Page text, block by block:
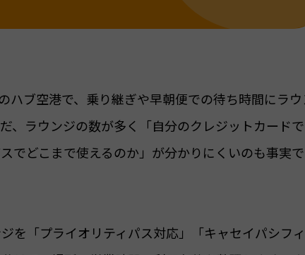
ハブ空港で、乗り継ぎや早朝便での待ち時間にラ
、ラウンジの数が多く「自分のクレジットカード
でどこまで使えるのか」が分かりにくいのも事実で
を「プライオリティパス対応」「キャセイパシフ